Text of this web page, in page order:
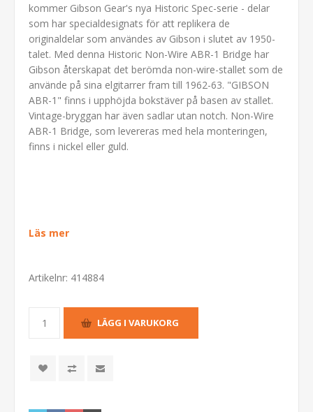
kommer Gibson Gear's nya Historic Spec-serie - delar
som har specialdesignats för att replikera de
originaldelar som användes av Gibson i slutet av 1950-
talet. Med denna Historic Non-Wire ABR-1 Bridge har
Gibson återskapat det berömda non-wire-stallet som de
använde på sina elgitarrer fram till 1962-63. "GIBSON
ABR-1" finns i upphöjda bokstäver på basen av stallet.
Vintage-bryggan har även sadlar utan notch. Non-Wire
ABR-1 Bridge, som levereras med hela monteringen,
finns i nickel eller guld.
Läs mer
Artikelnr: 414884